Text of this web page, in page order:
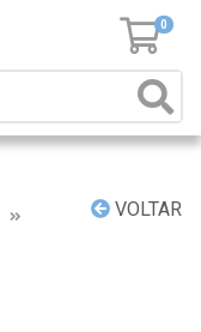
0
VOLTAR